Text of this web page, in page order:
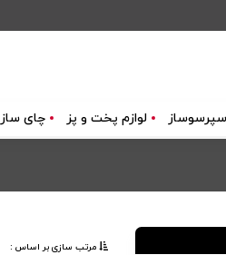
لوازم پخت و پز چای ساز
مرتب ‌سازی بر اساس :